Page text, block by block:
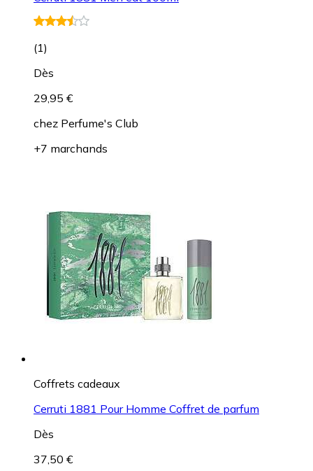
(1)
Dès
29,95 €
chez Perfume's Club
+7 marchands
Coffrets cadeaux
Cerruti 1881 Pour Homme Coffret de parfum
Dès
37,50 €